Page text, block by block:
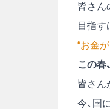
皆さん
目指す
“お金
この春
皆さん
今、国